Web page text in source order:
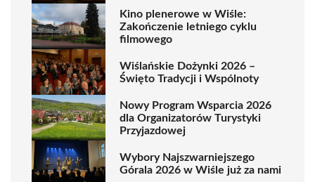
Kino plenerowe w Wiśle:
Zakończenie letniego cyklu
filmowego
Wiślańskie Dożynki 2026 –
Święto Tradycji i Wspólnoty
Nowy Program Wsparcia 2026
dla Organizatorów Turystyki
Przyjazdowej
Wybory Najszwarniejszego
Górala 2026 w Wiśle już za nami